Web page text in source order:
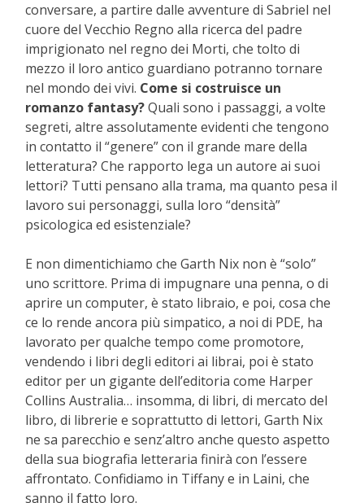
conversare, a partire dalle avventure di Sabriel nel
cuore del Vecchio Regno alla ricerca del padre
imprigionato nel regno dei Morti, che tolto di
mezzo il loro antico guardiano potranno tornare
nel mondo dei vivi. Come si costruisce un
romanzo fantasy?Quali sono i passaggi, a volte
segreti, altre assolutamente evidenti che tengono
in contatto il “genere” con il grande mare della
letteratura? Che rapporto lega un autore ai suoi
lettori? Tutti pensano alla trama, ma quanto pesa il
lavoro sui personaggi, sulla loro “densità”
psicologica ed esistenziale?
E non dimentichiamo che Garth Nix non è “solo”
uno scrittore. Prima di impugnare una penna, o di
aprire un computer, è stato libraio, e poi, cosa che
ce lo rende ancora più simpatico, a noi di PDE, ha
lavorato per qualche tempo come promotore,
vendendo i libri degli editori ai librai, poi è stato
editor per un gigante dell’editoria come Harper
Collins Australia… insomma, di libri, di mercato del
libro, di librerie e soprattutto di lettori, Garth Nix
ne sa parecchio e senz’altro anche questo aspetto
della sua biografia letteraria finirà con l’essere
affrontato. Confidiamo in Tiffany e in Laini, che
sanno il fatto loro.